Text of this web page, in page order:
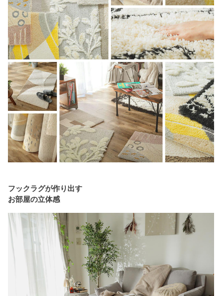
フックラグが作り出す
お部屋の立体感